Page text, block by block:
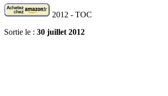
2012 - TOC
Sortie le : 30 juillet 2012